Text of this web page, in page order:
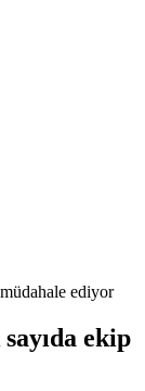
ediyor
ekip